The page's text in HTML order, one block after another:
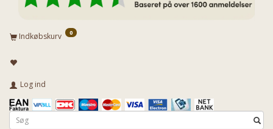
Indkøbskurv 0
Log ind